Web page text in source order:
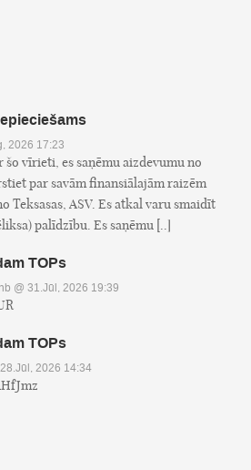
2026 17:23
šo vīrieti, es saņēmu aizdevumu no
par savām finansiālajām raizēm
Teksasas, ASV. Es atkal varu smaidīt
palīdzību. Es saņēmu [..]
TOPs
@ 31.Jūl, 2026 19:39
TOPs
2026 14:34